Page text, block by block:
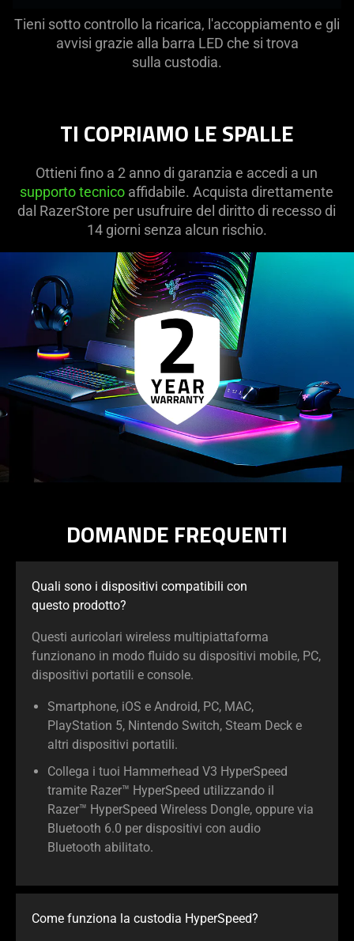
Tieni sotto controllo la ricarica, l'accoppiamento e gli
avvisi grazie alla barra LED che si trova
sulla custodia.
TI COPRIAMO LE SPALLE
Ottieni fino a 2 anno di garanzia e accedi a un
supporto tecnico affidabile. Acquista direttamente
dal RazerStore per usufruire del diritto di recesso di
14 giorni senza alcun rischio.
DOMANDE FREQUENTI
Quali sono i dispositivi compatibili con
questo prodotto?
Questi auricolari wireless multipiattaforma
funzionano in modo fluido su dispositivi mobile, PC,
dispositivi portatili e console.
Smartphone, iOS e Android, PC, MAC,
PlayStation 5, Nintendo Switch, Steam Deck e
altri dispositivi portatili.
Collega i tuoi Hammerhead V3 HyperSpeed
tramite Razer™ HyperSpeed utilizzando il
Razer™ HyperSpeed Wireless Dongle, oppure via
Bluetooth 6.0 per dispositivi con audio
Bluetooth abilitato.
Come funziona la custodia HyperSpeed?